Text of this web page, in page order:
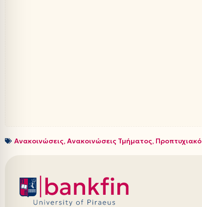
Ανακοινώσεις, Ανακοινώσεις Τμήματος, Προπτυχιακό